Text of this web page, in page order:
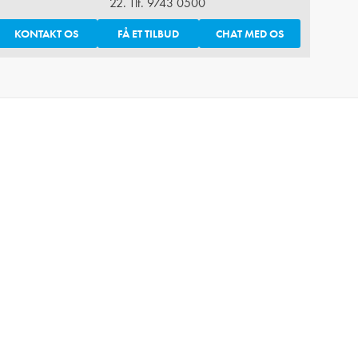
KONTAKT OS FÅ ET TILBUD CHAT MED OS